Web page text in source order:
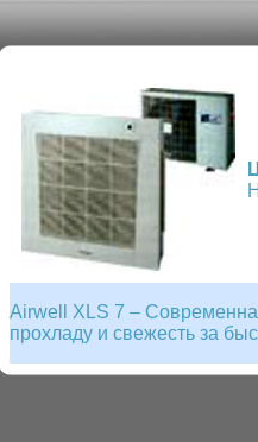
Airwell XLS 7 –
прохладу и свежесть за